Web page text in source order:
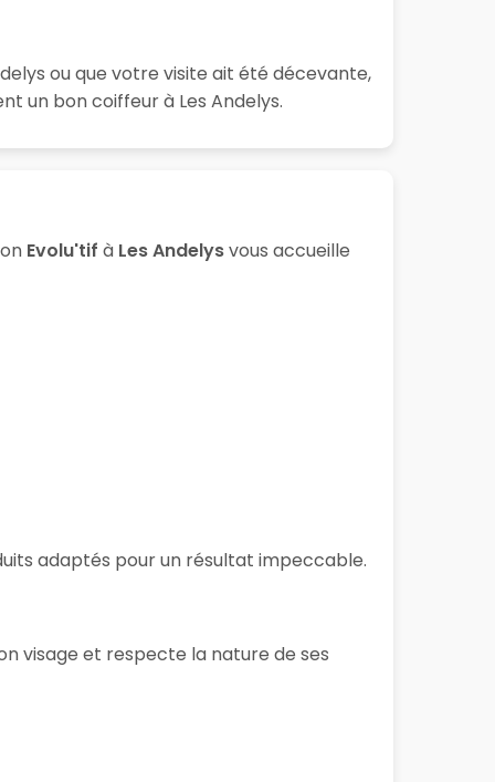
ou que votre visite ait été décevante,
un bon coiffeur à Les Andelys.
Evolu'tif à Les Andelysvous accueille
adaptés pour un résultat impeccable.
visage et respecte la nature de ses